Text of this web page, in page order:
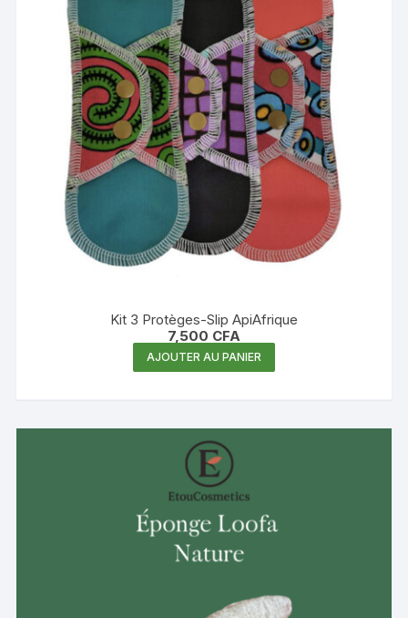
Kit 3 Protèges-Slip ApiAfrique
7,500 CFA
AJOUTER AU PANIER